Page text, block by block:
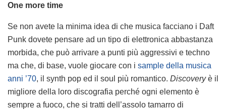
One more time
Se non avete la minima idea di che musica facciano i Daft
Punk dovete pensare ad un tipo di elettronica abbastanza
morbida, che può arrivare a punti più aggressivi e techno
ma che, di base, vuole giocare con i sample della musica
anni ’70, il synth pop ed il soul più romantico. Discoveryè il
migliore della loro discografia perché ogni elemento è
sempre a fuoco, che si tratti dell’assolo tamarro di